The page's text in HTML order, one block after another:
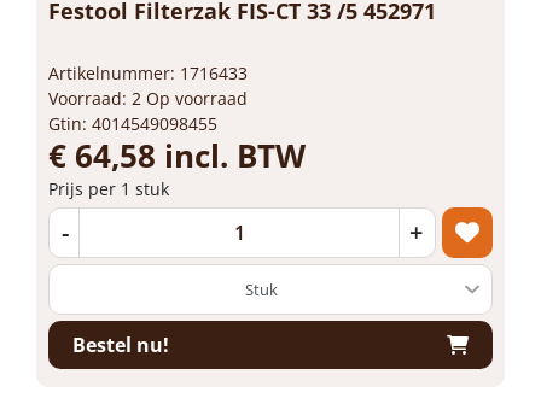
Festool Filterzak FIS-CT 33 /5 452971
Artikelnummer: 1716433
Voorraad: 2 Op voorraad
Gtin: 4014549098455
€ 64,58 incl. BTW
Prijs per 1 stuk
- +
Bestel nu!